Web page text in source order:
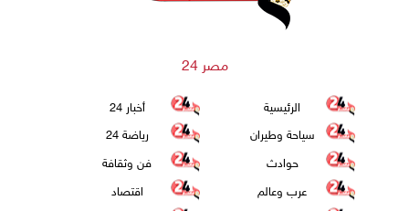
مصر 24
الرئيسية
أخبار 24
سياحة وطيران
رياضة 24
حوادث
فن وثقافة
عرب وعالم
اقتصاد